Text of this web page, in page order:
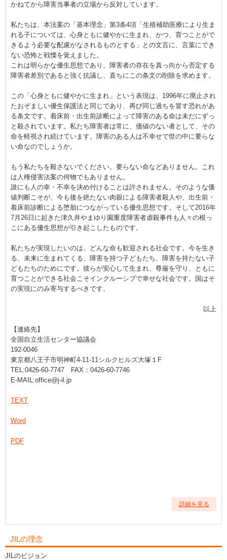
かねてから障害当事者の立場から反対しています。
私たちは、本法案の「基本理念」第3条4項「生殖補助医療により生ま
れる子については、心身ともに健やかに生まれ、かつ、育つことがで
きるよう必要な配慮がなされるものとする」との文言に、言葉にでき
ない恐怖と戦慄を覚えました。
これは明らかな優生思想であり、障害者の存在を真っ向から否定する
障害者差別であると強く抗議し、直ちにこの条文の削除を求めます。
この「心身ともに健やかに生まれ」という表現は、1996年に廃止され
たおぞましい優生保護法と同じであり、再び同じ過ちを冒す恐れがあ
る条文です。着床前・出生前診断によって障害のある命は未だにずっ
と殺されています。私たち障害者は常に、価値のない者として、その
命を軽視され続けています。障害のある人は不幸せで世の中に要らな
い命なのでしょうか。
もう私たちを殺さないでください。要らない命などありません。これ
は人権侵害法案の何物でもありません。
誰にも人の幸・不幸を決め付けることは許されません。そのような価
値判断こそが、今も後を絶たない肉親による障害者殺人や、出生前・
着床前診断による堕胎につながっている優生思想です。そして2016年
7月26日に起きた津久井やまゆり園重度障害者虐殺事件も人々の根っ
こにある優生思想が引き起こしたものです。
私たちが実現したいのは、どんな命も歓迎される社会です。今を生き
る、未来に生まれてくる、障害を持つ子どもたち、障害を持たない子
どもたちのためにです。彼らが安心して生まれ、尊厳を守り、ともに
育つことができる社会こそインクルーシブで幸せな社会です。国はそ
の実現にのみ寄与するべきです。
以上
【連絡先】
全国自立生活センター協議会
192-0046
東京都八王子市明神町4-11-11シルクヒルズ大塚１F
TEL:0426-60-7747 FAX：0426-60-7746
E-MAIL:office@j-il.jp
TEXT
Word
PDF
詳細を見る
JILの理念
JILのビジョン